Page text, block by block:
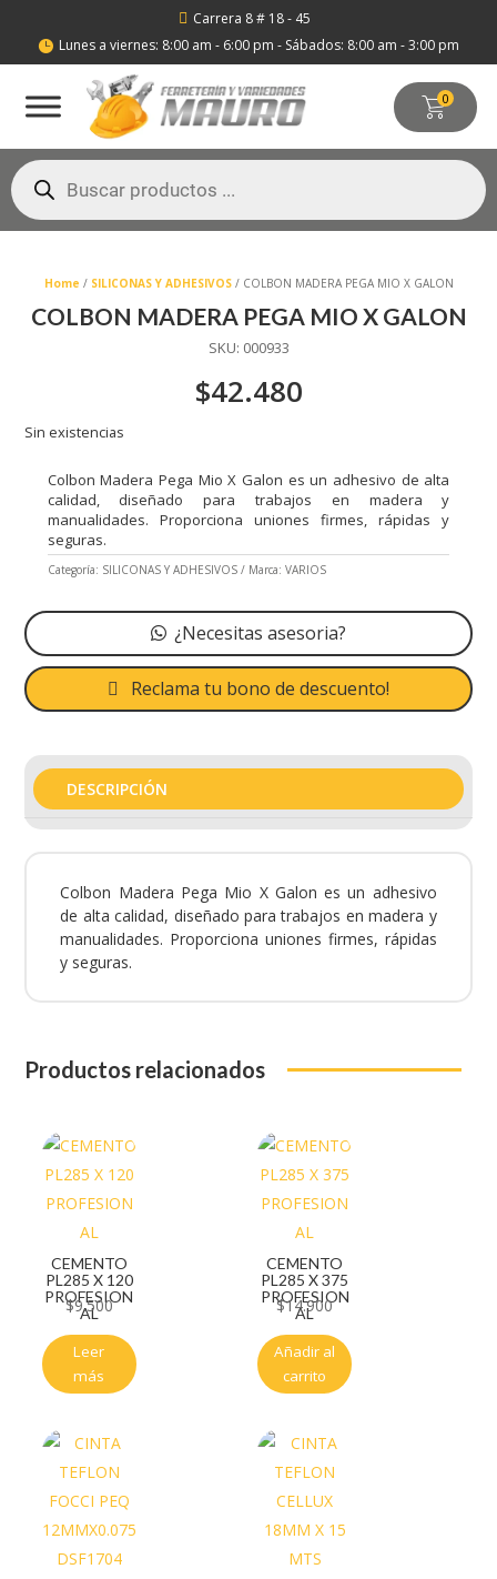
 Carrera 8 # 18 - 45
 Lunes a viernes: 8:00 am - 6:00 pm - Sábados: 8:00 am - 3:00 pm
0
Búsqueda
de
productos
Home / SILICONAS Y ADHESIVOS/ COLBON MADERA PEGA MIO X GALON
COLBON MADERA PEGA MIO X GALON
SKU: 000933
$42.480
Sin existencias
Colbon Madera Pega Mio X Galon es un adhesivo de alta
calidad, diseñado para trabajos en madera y
manualidades. Proporciona uniones firmes, rápidas y
seguras.
Categoría: SILICONAS Y ADHESIVOS Marca: VARIOS
¿Necesitas asesoria?
Reclama tu bono de descuento!
DESCRIPCIÓN
Colbon Madera Pega Mio X Galon es un adhesivo
de alta calidad, diseñado para trabajos en madera y
manualidades. Proporciona uniones firmes, rápidas
y seguras.
Productos relacionados
CEMENTO
PL285 X 120
PROFESION
AL
$9.500
Leer
más
CEMENTO
PL285 X 375
PROFESION
AL
$14.900
Añadir al
carrito